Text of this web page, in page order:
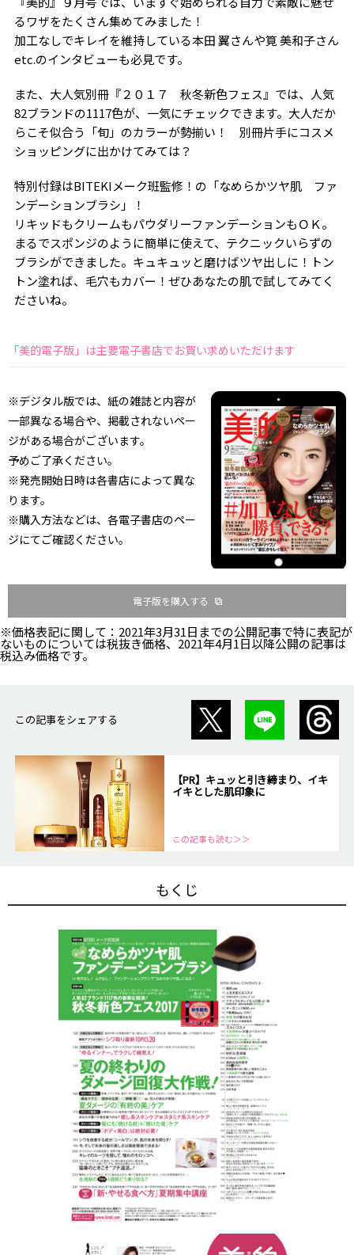
るワザをたくさん集めてみました！
加工なしでキレイを維持している本田 翼さんや筧 美和子さん
etc.のインタビューも必見です。
また、大人気別冊『２０１７ 秋冬新色フェス』では、人気
82ブランドの1117色が、一気にチェックできます。大人だか
らこそ似合う「旬」のカラーが勢揃い！ 別冊片手にコスメ
ショッピングに出かけてみては？
特別付録はBITEKIメーク班監修！の「なめらかツヤ肌 ファ
ンデーションブラシ」！
リキッドもクリームもパウダリーファンデーションもＯＫ。
まるでスポンジのように簡単に使えて、テクニックいらずの
ブラシができました。キュキュッと磨けばツヤ出しに！トン
トン塗れば、毛穴もカバー！ぜひあなたの肌で試してみてく
ださいね。
「美的電子版」は主要電子書店でお買い求めいただけます
※デジタル版では、紙の雑誌と内容が
一部異なる場合や、掲載されないペー
ジがある場合がございます。
予めご了承ください。
※発売開始日時は各書店によって異な
ります。
※購入方法などは、各電子書店のペー
ジにてご確認ください。
電子版を購入する
※価格表記に関して：2021年3月31日までの公開記事で特に表記が
ないものについては税抜き価格、2021年4月1日以降公開の記事は
税込み価格です。
この記事をシェアする
【PR】キュッと引き締まり、イキ
イキとした肌印象に
この記事も読む＞＞
もくじ